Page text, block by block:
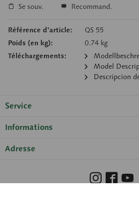
Se souv. Recommand.
Référence d’article:
QS 55
Poids (en kg):
0.74 kg
Téléchargements:
Model
Descripcion
Service
Informations
Adresse